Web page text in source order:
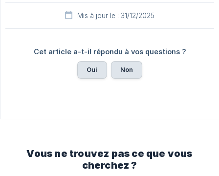
Mis à jour le : 31/12/2025
Cet article a-t-il répondu à vos questions ?
Oui Non
Vous ne trouvez pas ce que vous
cherchez ?